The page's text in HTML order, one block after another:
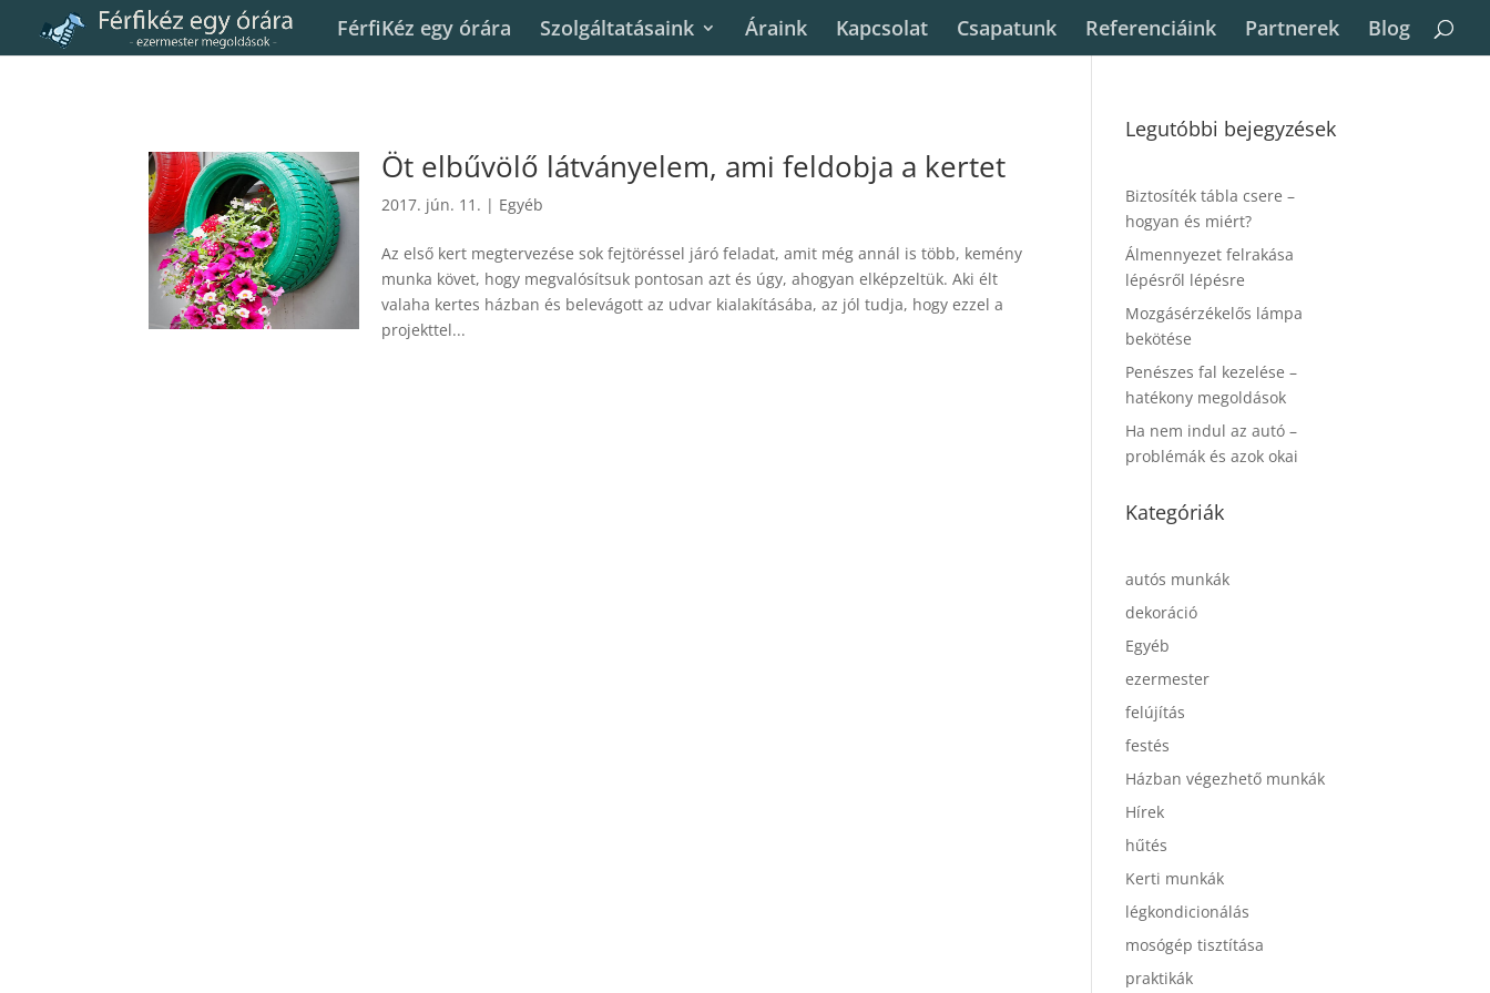
FérfiKéz egy órára Szolgáltatásaink Áraink Kapcsolat Csapatunk Referenciáink Partnerek Blog
Öt elbűvölő látványelem, ami feldobja a kertet
2017. jún. 11. | Egyéb
Az első kert megtervezése sok fejtöréssel járó feladat, amit még annál is több, kemény
munka követ, hogy megvalósítsuk pontosan azt és úgy, ahogyan elképzeltük. Aki élt
valaha kertes házban és belevágott az udvar kialakításába, az jól tudja, hogy ezzel a
projekttel...
Legutóbbi bejegyzések
Biztosíték tábla csere –
hogyan és miért?
Álmennyezet felrakása
lépésről lépésre
Mozgásérzékelős lámpa
bekötése
Penészes fal kezelése –
hatékony megoldások
Ha nem indul az autó –
problémák és azok okai
Kategóriák
autós munkák
dekoráció
Egyéb
ezermester
felújítás
festés
Házban végezhető munkák
Hírek
hűtés
Kerti munkák
légkondicionálás
mosógép tisztítása
praktikák